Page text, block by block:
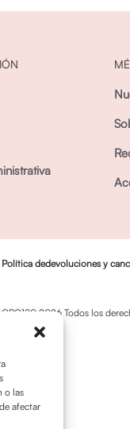
o las
afectar
Política dedevoluciones y
2026 Todos los